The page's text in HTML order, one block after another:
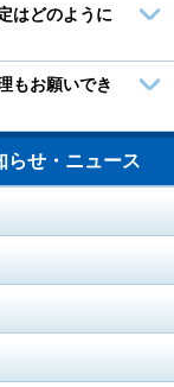
はどのように
もお願いでき
らせ・ニュース